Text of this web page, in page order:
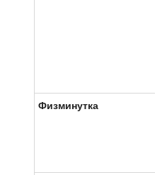
Физминутка